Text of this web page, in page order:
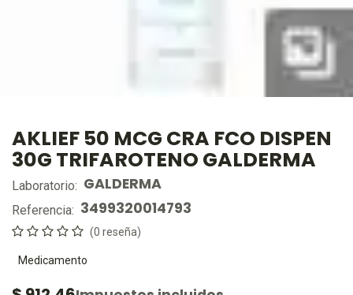
AKLIEF 50 MCG CRA FCO DISPEN
30G TRIFAROTENO GALDERMA
Laboratorio: GALDERMA
Referencia: 3499320014793
(0 reseña)
Medicamento